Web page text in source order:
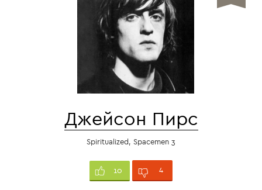
Джейсон Пирс
Spiritualized, Spacemen 3
10 4